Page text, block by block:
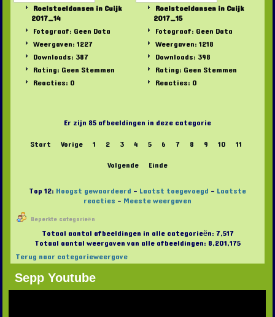
Roelstoeldansen in Cuijk
2017_14
Fotograaf: Geen Data
Weergaven: 1227
Downloads: 387
Rating: Geen Stemmen
Reacties: 0
Roelstoeldansen in Cuijk
2017_15
Fotograaf: Geen Data
Weergaven: 1218
Downloads: 398
Rating: Geen Stemmen
Reacties: 0
Er zijn 85 afbeeldingen in deze categorie
Start
Vorige 1 2 3 4 5 6 7 8 9 10
11
Volgende
Einde
Top 12: Hoogst gewaardeerd - Laatst toegevoegd - Laatste
reacties - Meeste weergaven
Beperkte categorieën
Totaal aantal afbeeldingen in alle categorieën: 7,517
Totaal aantal weergaven van alle afbeeldingen: 8,201,175
Terug naar categorieweergave
Sepp Youtube